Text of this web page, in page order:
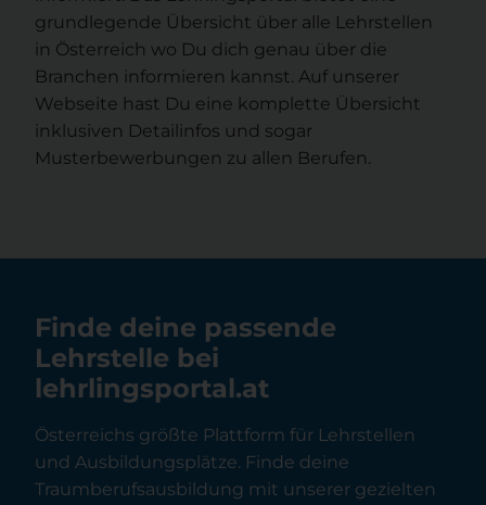
grundlegende Übersicht über alle Lehrstellen
in Österreich wo Du dich genau über die
Branchen informieren kannst. Auf unserer
Webseite hast Du eine komplette Übersicht
inklusiven Detailinfos und sogar
Musterbewerbungen zu allen Berufen.
Finde deine passende
Lehrstelle bei
lehrlingsportal.at
Österreichs größte Plattform für Lehrstellen
und Ausbildungsplätze. Finde deine
Traumberufsausbildung mit unserer gezielten